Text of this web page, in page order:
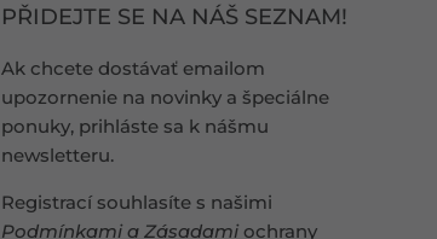
PŘIDEJTE SE NA NÁŠ SEZNAM!
Ak chcete dostávať emailom
upozornenie na novinky a špeciálne
ponuky, prihláste sa k nášmu
newsletteru.
Registrací souhlasíte s našimi
Podmínkamia Zásadamiochrany